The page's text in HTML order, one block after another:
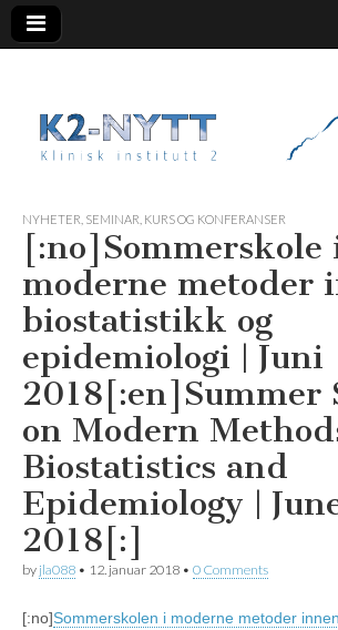
K2 Nytt
NYHETER SEMINAR, KURS OG KONFERANSER
[:no]Sommerskole
moderne metoder
biostatistikk og
epidemiologi | Juni
2018[:en]Summer
on Modern
Biostatistics and
Epidemiology |
2018[:]
by jla088 • 12. januar 2018 • 0 Comments
[:no]Sommerskolen i moderne metoder